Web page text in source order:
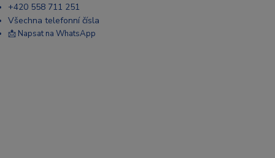
+420 558 711 251
Všechna telefonní čísla
📩 Napsat na WhatsApp